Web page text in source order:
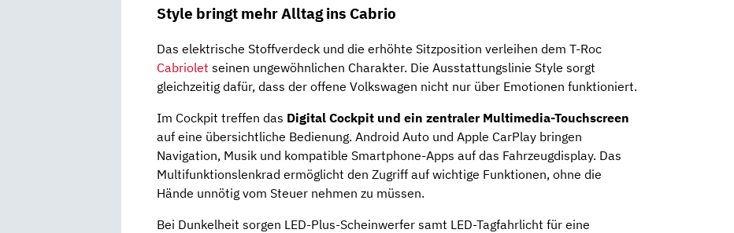
Style bringt mehr Alltag ins Cabrio
Das elektrische Stoffverdeck und die erhöhte Sitzposition verleihen dem T-Roc
Cabriolet seinen ungewöhnlichen Charakter. Die Ausstattungslinie Style sorgt
gleichzeitig dafür, dass der offene Volkswagen nicht nur über Emotionen funktioniert.
Im Cockpit treffen das Digital Cockpit und ein zentraler Multimedia-Touchscreen
auf eine übersichtliche Bedienung. Android Auto und Apple CarPlay bringen
Navigation, Musik und kompatible Smartphone-Apps auf das Fahrzeugdisplay. Das
Multifunktionslenkrad ermöglicht den Zugriff auf wichtige Funktionen, ohne die
Hände unnötig vom Steuer nehmen zu müssen.
Bei Dunkelheit sorgen LED-Plus-Scheinwerfer samt LED-Tagfahrlicht für eine